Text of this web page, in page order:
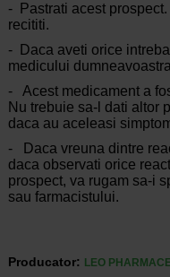
- Pastrati acest
recititi.
- Daca aveti orice
medicului
- Acest medicament a
Nu trebuie sa-l dati altor
daca au aceleasi
- Daca vreuna dintre
daca observati orice
prospect, va rugam sa-i
sau farmacistului.
Producator:
LEO